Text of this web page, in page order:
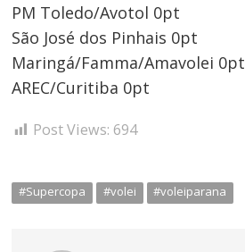
PM Toledo/Avotol 0pt
São José dos Pinhais 0pt
Maringá/Famma/Amavolei 0pt
AREC/Curitiba 0pt
Post Views: 694
#Supercopa #volei #voleiparana